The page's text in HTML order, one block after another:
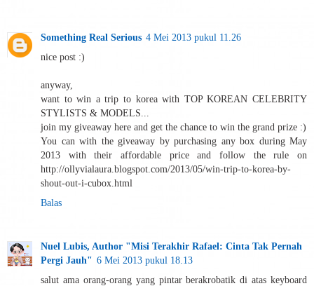
Something Real Serious 4 Mei 2013 pukul 11.26
nice post :)
anyway,
want to win a trip to korea with TOP KOREAN CELEBRITY
STYLISTS & MODELS...
join my giveaway here and get the chance to win the grand prize :)
You can with the giveaway by purchasing any box during May
2013 with their affordable price and follow the rule on
http://ollyvialaura.blogspot.com/2013/05/win-trip-to-korea-by-
shout-out-i-cubox.html
Balas
Nuel Lubis, Author "Misi Terakhir Rafael: Cinta Tak Pernah
Pergi Jauh" 6 Mei 2013 pukul 18.13
salut ama orang-orang yang pintar berakrobatik di atas keyboard